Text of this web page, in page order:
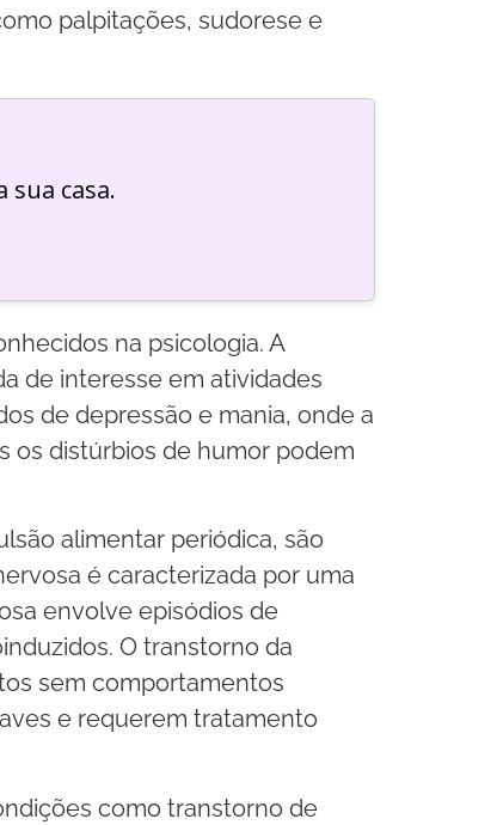
palpitações, sudorese e
sua casa.
na psicologia. A
de interesse em atividades
de depressão e mania, onde a
os distúrbios de humor podem
alimentar periódica, são
é caracterizada por uma
envolve episódios de
O transtorno da
sem comportamentos
e requerem tratamento
como transtorno de